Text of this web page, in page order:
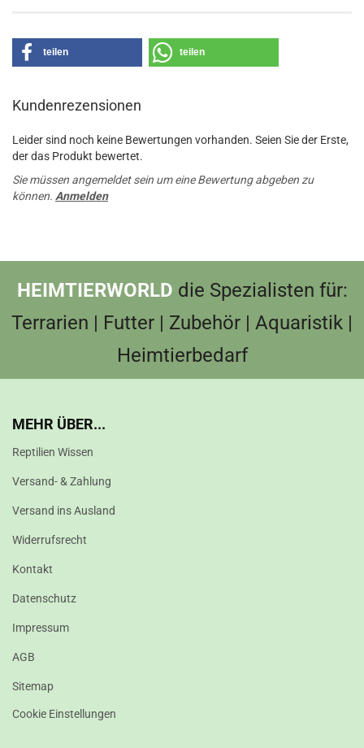
teilen teilen
Kundenrezensionen
Leider sind noch keine Bewertungen vorhanden. Seien Sie der Erste,
der das Produkt bewertet.
Sie müssen angemeldet sein um eine Bewertung abgeben zu
können. Anmelden
HEIMTIERWORLD die Spezialisten für:
Terrarien | Futter | Zubehör | Aquaristik |
Heimtierbedarf
MEHR ÜBER...
Reptilien Wissen
Versand- & Zahlung
Versand ins Ausland
Widerrufsrecht
Kontakt
Datenschutz
Impressum
AGB
Sitemap
Cookie Einstellungen